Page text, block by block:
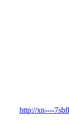
http://xn----